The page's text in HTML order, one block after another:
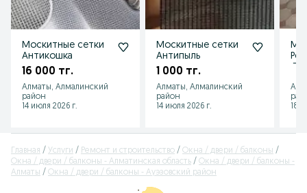
Москитные сетки
Антикошка
16 000 тг.
Алматы, Алмалинский
район
14 июля 2026 г.
Москитные сетки
Антипыль
1 000 тг.
Алматы, Алмалинский
район
14 июля 2026 г.
18
Главная Услуги Ремонт и строительство
Окна / двери / балконы
Окна / двери / балконы - Алматинская область
Окна / двери / балконы -
Алматы
Окна / двери / балконы - Ауэзовский район